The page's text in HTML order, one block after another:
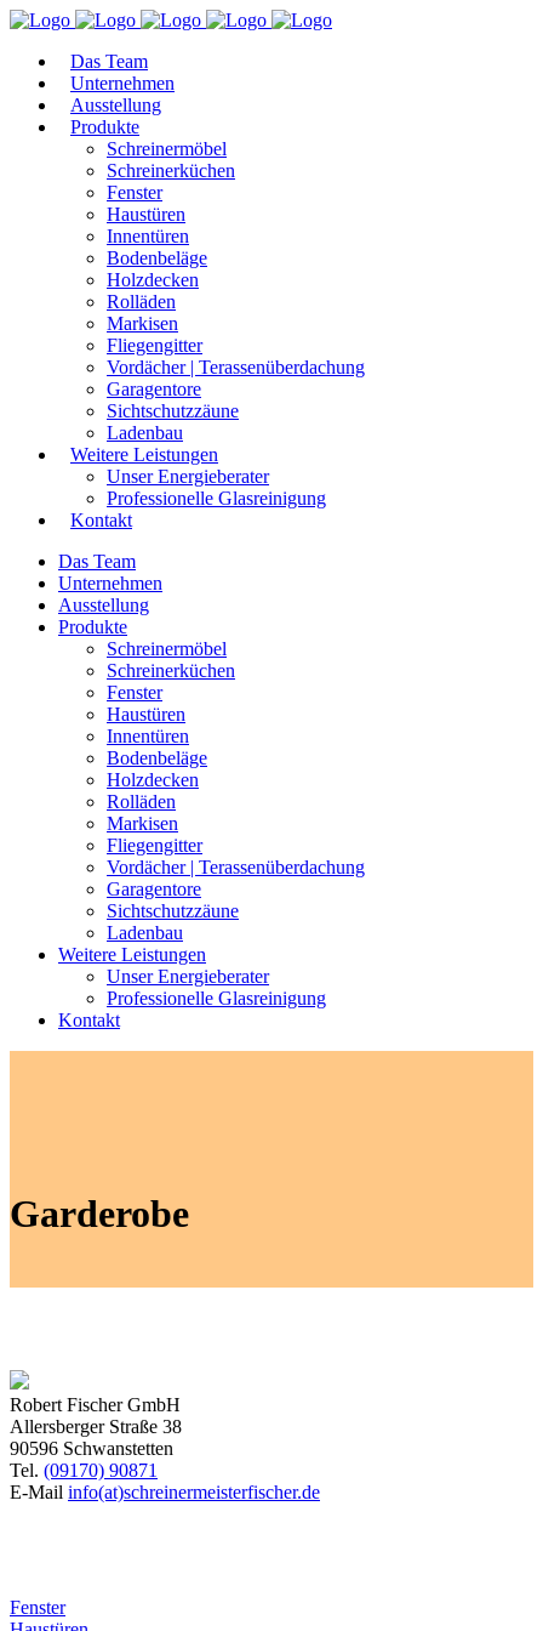
Das Team
Unternehmen
Ausstellung
Produkte
Schreinermöbel
Schreinerküchen
Fenster
Haustüren
Innentüren
Bodenbeläge
Holzdecken
Rolläden
Markisen
Fliegengitter
Vordächer | Terassenüberdachung
Garagentore
Sichtschutzzäune
Ladenbau
Weitere Leistungen
Unser Energieberater
Professionelle Glasreinigung
Kontakt
Das Team
Unternehmen
Ausstellung
Produkte
Schreinermöbel
Schreinerküchen
Fenster
Haustüren
Innentüren
Bodenbeläge
Holzdecken
Rolläden
Markisen
Fliegengitter
Vordächer | Terassenüberdachung
Garagentore
Sichtschutzzäune
Ladenbau
Weitere Leistungen
Unser Energieberater
Professionelle Glasreinigung
Kontakt
Garderobe
Robert Fischer GmbH
Allersberger Straße 38
90596 Schwanstetten
Tel. (09170) 90871
E-Mail info(at)schreinermeisterfischer.de
Fenster